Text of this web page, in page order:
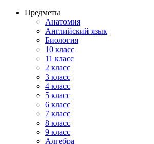
Предметы
Анатомия
Английский язык
Биология
10 класс
11 класс
2 класс
3 класс
4 класс
5 класс
6 класс
7 класс
8 класс
9 класс
Алгебра